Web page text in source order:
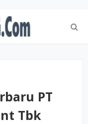
PT
Tbk